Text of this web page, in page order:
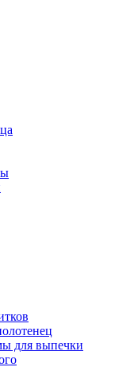
для выпечки